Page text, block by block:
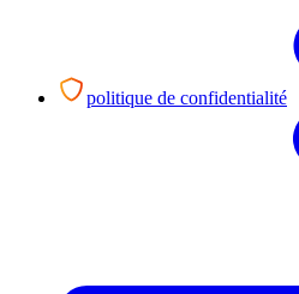
politique de confidentialité